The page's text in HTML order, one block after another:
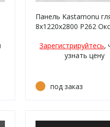
Панель Kastamonu
8х1220х2800 P262
Зарегистрируйтесь,
узнать цену
под заказ